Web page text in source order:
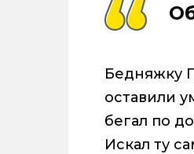
Бедняжку
оставили
бегал по
Искал ту